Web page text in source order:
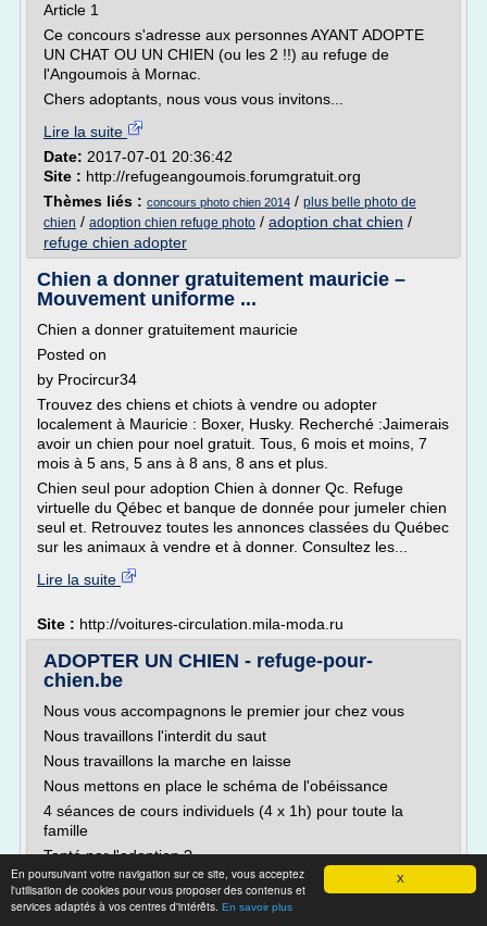
X
En poursuivant votre navigation sur ce site, vous acceptez
l'utilisation de cookies pour vous proposer des contenus et
services adaptés à vos centres d'intérêts. En savoir plus
Article 1
Ce concours s'adresse aux personnes AYANT ADOPTE
UN CHAT OU UN CHIEN (ou les 2 !!) au refuge de
l'Angoumois à Mornac.
Chers adoptants, nous vous vous invitons...
Lire la suite
Date: 2017-07-01 20:36:42
Site : http://refugeangoumois.forumgratuit.org
Thèmes liés : concours photo chien 2014 / plus belle photo de
chien / adoption chien refuge photo / adoption chat chien /
refuge chien adopter
Chien a donner gratuitement mauricie –
Mouvement uniforme ...
Chien a donner gratuitement mauricie
Posted on
by Procircur34
Trouvez des chiens et chiots à vendre ou adopter
localement à Mauricie : Boxer, Husky. Recherché :Jaimerais
avoir un chien pour noel gratuit. Tous, 6 mois et moins, 7
mois à 5 ans, 5 ans à 8 ans, 8 ans et plus.
Chien seul pour adoption Chien à donner Qc. Refuge
virtuelle du Qébec et banque de donnée pour jumeler chien
seul et. Retrouvez toutes les annonces classées du Québec
sur les animaux à vendre et à donner. Consultez les...
Lire la suite
Site : http://voitures-circulation.mila-moda.ru
ADOPTER UN CHIEN - refuge-pour-
chien.be
Nous vous accompagnons le premier jour chez vous
Nous travaillons l'interdit du saut
Nous travaillons la marche en laisse
Nous mettons en place le schéma de l'obéissance
4 séances de cours individuels (4 x 1h) pour toute la
famille
Tenté par l'adoption ?
Découvrez les chiens en attente de famille et contactez-
nous pour en discuter ...